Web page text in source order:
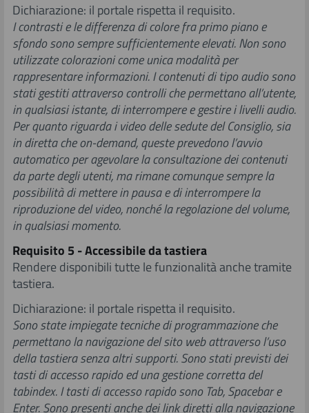
Dichiarazione: il portale rispetta il requisito.
I contrasti e le differenza di colore fra primo piano e
sfondo sono sempre sufficientemente elevati. Non sono
utilizzate colorazioni come unica modalità per
rappresentare informazioni. I contenuti di tipo audio sono
stati gestiti attraverso controlli che permettano all’utente,
in qualsiasi istante, di interrompere e gestire i livelli audio.
Per quanto riguarda i video delle sedute del Consiglio, sia
in diretta che on-demand, queste prevedono l’avvio
automatico per agevolare la consultazione dei contenuti
da parte degli utenti, ma rimane comunque sempre la
possibilità di mettere in pausa e di interrompere la
riproduzione del video, nonché la regolazione del volume,
in qualsiasi momento.
Requisito 5 - Accessibile da tastiera
Rendere disponibili tutte le funzionalità anche tramite
tastiera.
Dichiarazione: il portale rispetta il requisito.
Sono state impiegate tecniche di programmazione che
permettano la navigazione del sito web attraverso l’uso
dellatastiera senza altri supporti. Sono stati previsti dei
tasti di accesso rapido ed una gestione corretta del
tabindex. I tasti di accesso rapido sono Tab, Spacebar e
Enter. Sono presenti anche dei link diretti alla navigazione